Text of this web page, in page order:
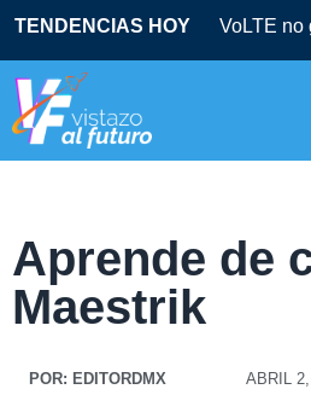
TENDENCIAS HOY VoLTE no
Aprende de
Maestrik
POR: EDITORDMX ABRIL